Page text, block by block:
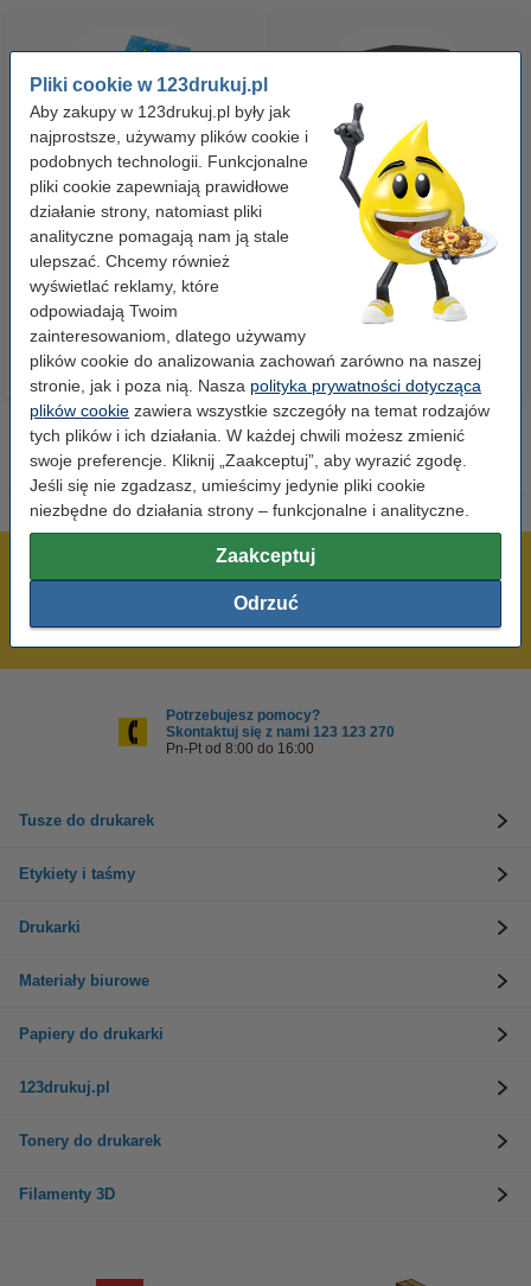
Pliki cookie w 123drukuj.pl
Aby zakupy w 123drukuj.pl były jak
najprostsze, używamy plików cookie i
podobnych technologii. Funkcjonalne
pliki cookie zapewniają prawidłowe
działanie strony, natomiast pliki
analityczne pomagają nam ją stale
ulepszać. Chcemy również
wyświetlać reklamy, które
odpowiadają Twoim
zainteresowaniom, dlatego używamy
plików cookie do analizowania zachowań zarówno na naszej
stronie, jak i poza nią. Nasza polityka prywatności dotycząca
plików cookie zawiera wszystkie szczegóły na temat rodzajów
tych plików i ich działania. W każdej chwili możesz zmienić
swoje preferencje. Kliknij „Zaakceptuj”, aby wyrazić zgodę.
Jeśli się nie zgadzasz, umieścimy jedynie pliki cookie
niezbędne do działania strony – funkcjonalne i analityczne.
Zaakceptuj
Odrzuć
Etykiety wysyłkowe A6 (105 x
148 mm), 100 etykiet, 123drukuj
14,90 zł z VAT
Pojemnik na dokumenty (5
szuflad), 123drukuj
99,00 zł z VAT
600 tysięcy zadowolonych klientów
Najniższe ceny!
Potrzebujesz pomocy?
Skontaktuj się z nami 123 123 270
Pn-Pt od 8:00 do 16:00
Tusze do drukarek
Etykiety i taśmy
Drukarki
Materiały biurowe
Papiery do drukarki
123drukuj.pl
Tonery do drukarek
Filamenty 3D